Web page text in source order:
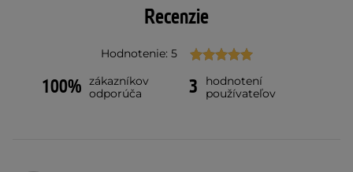
Recenzie
Hodnotenie: 5
100% zákazníkov
odporúča
3
hodnotení
používateľov